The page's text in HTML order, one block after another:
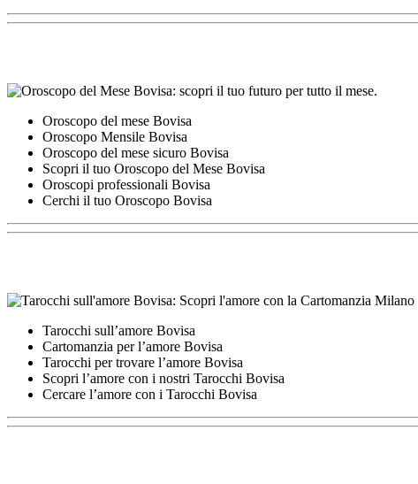
Oroscopo del mese Bovisa
Oroscopo Mensile Bovisa
Oroscopo del mese sicuro Bovisa
Scopri il tuo Oroscopo del Mese Bovisa
Oroscopi professionali Bovisa
Cerchi il tuo Oroscopo Bovisa
Tarocchi sull’amore Bovisa
Cartomanzia per l’amore Bovisa
Tarocchi per trovare l’amore Bovisa
Scopri l’amore con i nostri Tarocchi Bovisa
Cercare l’amore con i Tarocchi Bovisa